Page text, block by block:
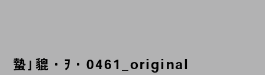
蟄｣貔・ｦ・0461_original